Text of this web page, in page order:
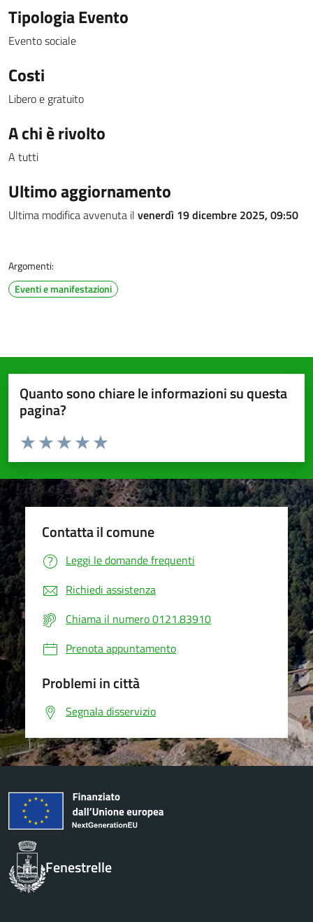
Tipologia Evento
Evento sociale
Costi
Libero e gratuito
A chi è rivolto
A tutti
Ultimo aggiornamento
Ultima modifica avvenuta il venerdì 19 dicembre 2025, 09:50
Argomenti:
Eventi e manifestazioni
Quanto sono chiare le informazioni su questa
pagina?
Valuta da 1 a 5 stelle la pagina
Valuta 5 stelle su 5
Valuta 4 stelle su 5
Valuta 3 stelle su 5
Valuta 2 stelle su 5
Valuta 1 stelle su 5
Contatta il comune
Leggi le domande frequenti
Richiedi assistenza
Chiama il numero 0121.83910
Prenota appuntamento
Problemi in città
Segnala disservizio
Fenestrelle